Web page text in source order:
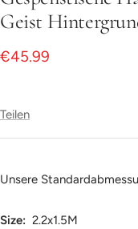
Geist
Angebotspreis
€45.99
Teilen
Unsere
Size: 2.2x1.5M